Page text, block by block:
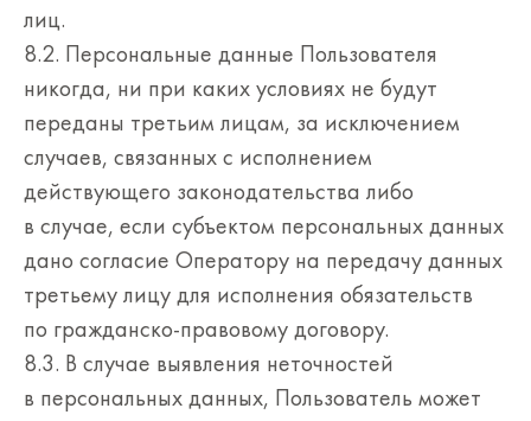
лиц.
8.2. Персональные данные Пользователя
никогда, ни при каких условиях не будут
переданы третьим лицам, за исключением
случаев, связанных с исполнением
действующего законодательства либо
в случае, если субъектом персональных данных
дано согласие Оператору на передачу данных
третьему лицу для исполнения обязательств
по гражданско-правовому договору.
8.3. В случае выявления неточностей
в персональных данных, Пользователь может